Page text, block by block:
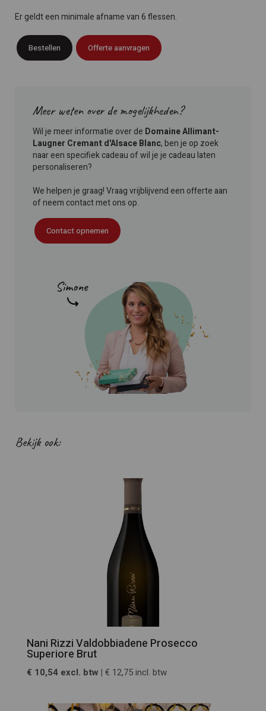
Er geldt een minimale afname van 6 flessen.
Bestellen Offerte aanvragen
Meer weten over de mogelijkheden?
Wil je meer informatie over de Domaine Allimant-
Laugner Cremant d'Alsace Blanc, ben je op zoek
naar een specifiek cadeau of wil je je cadeau laten
personaliseren?
We helpen je graag! Vraag vrijblijvend een offerte aan
of neem contact met ons op.
Contact opnemen
Bekijk ook:
Nani Rizzi Valdobbiadene Prosecco
Superiore Brut
€ 10,54 excl. btw | € 12,75 incl. btw